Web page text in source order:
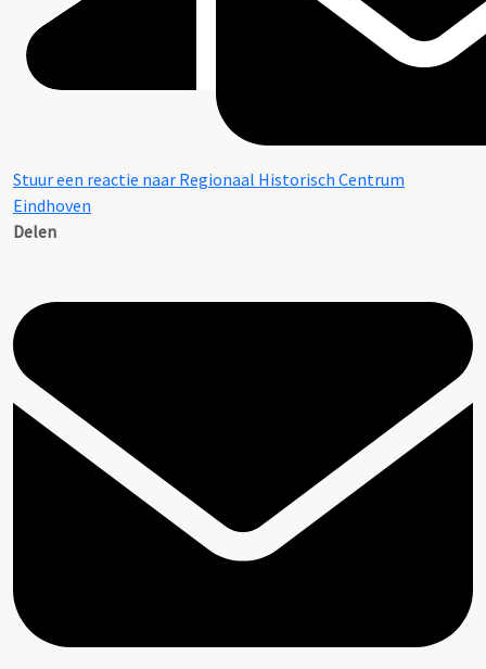
Stuur een reactie naar Regionaal Historisch Centrum
Eindhoven
Delen